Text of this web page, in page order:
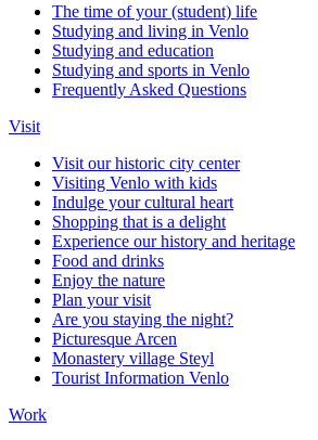
The time of your (student) life
Studying and living in Venlo
Studying and education
Studying and sports in Venlo
Frequently Asked Questions
Visit
Visit our historic city center
Visiting Venlo with kids
Indulge your cultural heart
Shopping that is a delight
Experience our history and heritage
Food and drinks
Enjoy the nature
Plan your visit
Are you staying the night?
Picturesque Arcen
Monastery village Steyl
Tourist Information Venlo
Work